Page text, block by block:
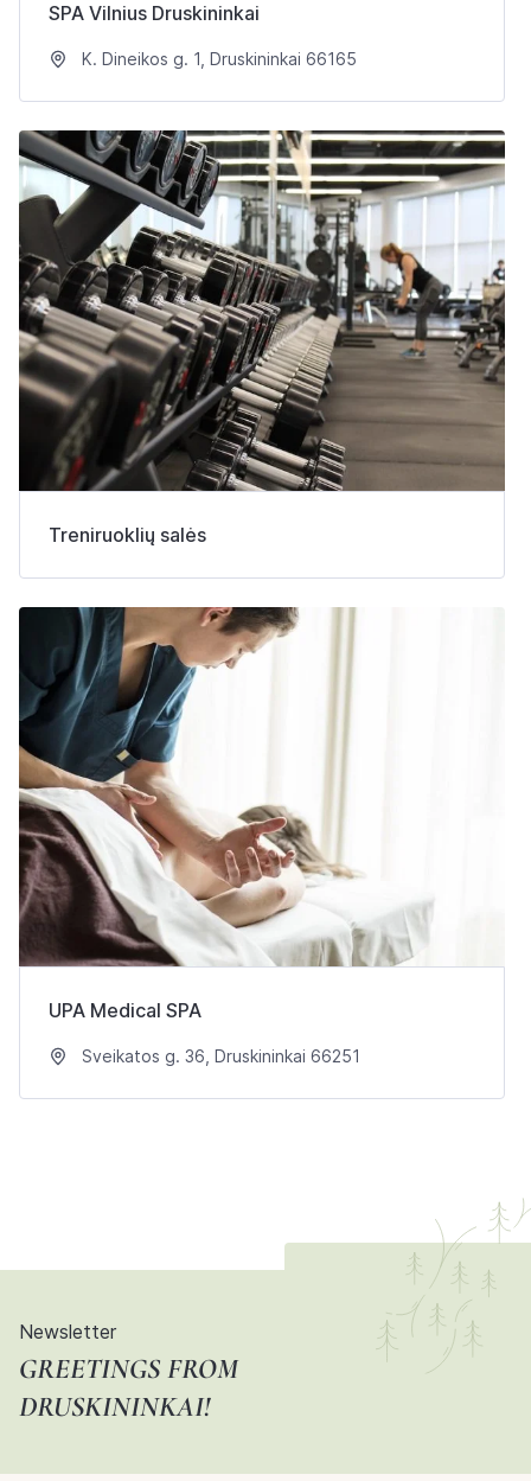
SPA Vilnius Druskininkai
K. Dineikos g. 1, Druskininkai 66165
Treniruoklių salės
UPA Medical SPA
Sveikatos g. 36, Druskininkai 66251
Newsletter
GREETINGS FROM
DRUSKININKAI!